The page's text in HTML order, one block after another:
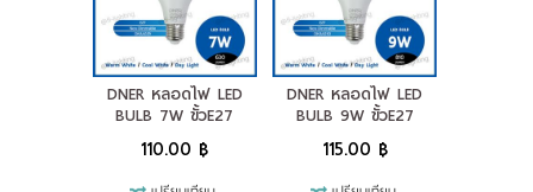
DNER หลอดไฟ LED
BULB 7W ขั้วE27
110.00 ฿
DNER หลอดไฟ LED
BULB 9W ขั้วE27
115.00 ฿